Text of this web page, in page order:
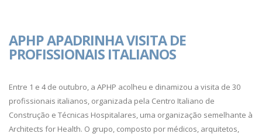
APHP APADRINHA VISITA DE
PROFISSIONAIS ITALIANOS
Entre 1 e 4 de outubro, a APHP acolheu e dinamizou a visita de 30
profissionais italianos, organizada pela Centro Italiano de
Construção e Técnicas Hospitalares, uma organização semelhante à
Architects for Health. O grupo, composto por médicos, arquitetos,